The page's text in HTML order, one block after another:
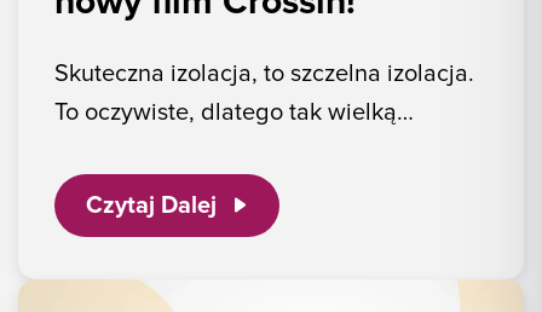
Skuteczna izolacja, to szczelna izolacja.
To oczywiste, dlatego tak wielką…
Czytaj Dalej